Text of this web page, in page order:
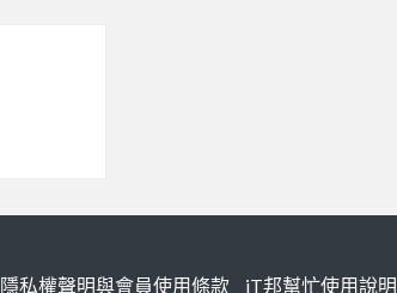
隱私權聲明與會員使用條款 iT邦幫忙使用說明